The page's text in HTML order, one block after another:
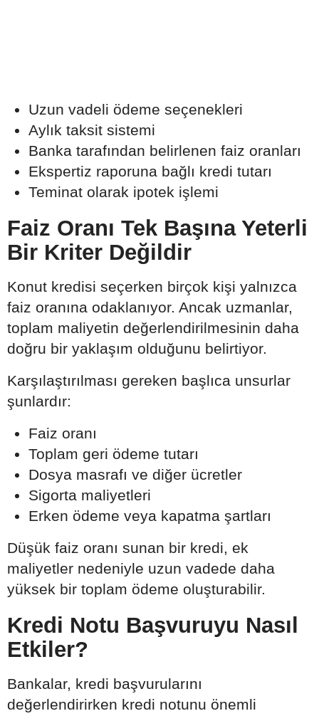
Uzun vadeli ödeme seçenekleri
Aylık taksit sistemi
Banka tarafından belirlenen faiz oranları
Ekspertiz raporuna bağlı kredi tutarı
Teminat olarak ipotek işlemi
Faiz Oranı Tek Başına Yeterli
Bir Kriter Değildir
Konut kredisi seçerken birçok kişi yalnızca
faiz oranına odaklanıyor. Ancak uzmanlar,
toplam maliyetin değerlendirilmesinin daha
doğru bir yaklaşım olduğunu belirtiyor.
Karşılaştırılması gereken başlıca unsurlar
şunlardır:
Faiz oranı
Toplam geri ödeme tutarı
Dosya masrafı ve diğer ücretler
Sigorta maliyetleri
Erken ödeme veya kapatma şartları
Düşük faiz oranı sunan bir kredi, ek
maliyetler nedeniyle uzun vadede daha
yüksek bir toplam ödeme oluşturabilir.
Kredi Notu Başvuruyu Nasıl
Etkiler?
Bankalar, kredi başvurularını
değerlendirirken kredi notunu önemli